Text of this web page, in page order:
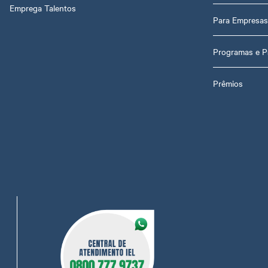
Emprega Talentos
Para Empresas
Programas e
Prêmios